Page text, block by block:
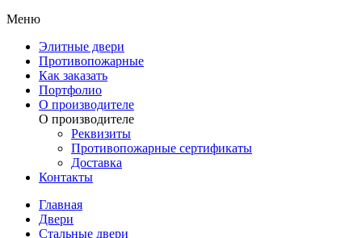
Меню
Элитные двери
Противопожарные
Как заказать
Портфолио
О производителе
О производителе
Реквизиты
Противопожарные сертификаты
Доставка
Контакты
Главная
Двери
Стальные двери